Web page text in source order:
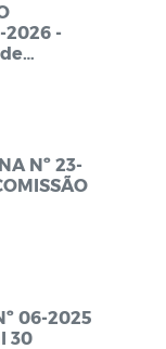
2026 -
Nº 23-
06-2025
30